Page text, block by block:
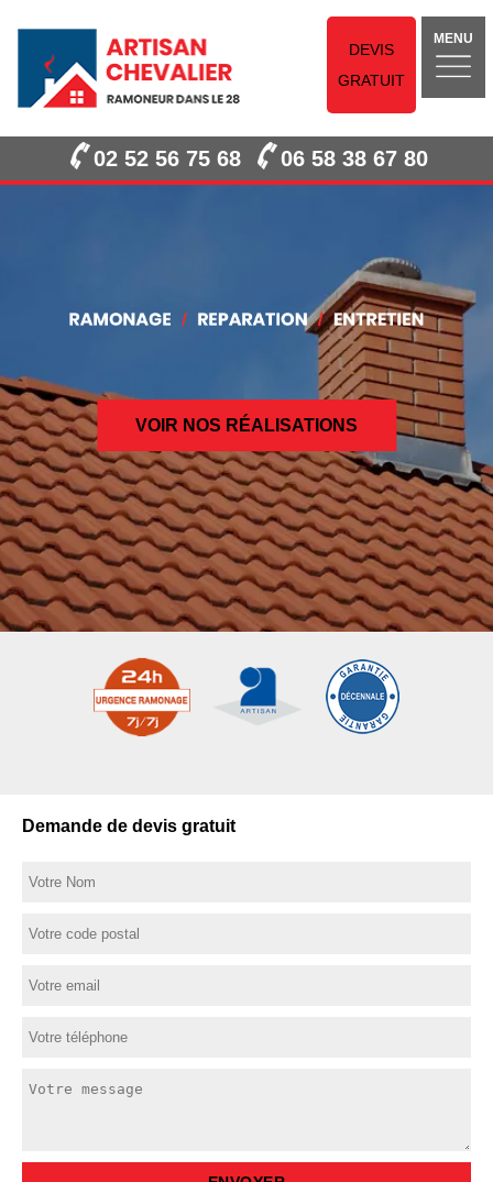
DEVIS
GRATUIT
MENU
02 52 56 75 68 06 58 38 67 80
VOIR NOS RÉALISATIONS
Demande de devis gratuit